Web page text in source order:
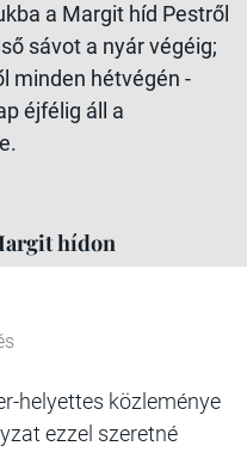
a Margit híd Pestről
sávot a nyár végéig;
minden hétvégén -
éjfélig áll a
hídon
helyettes közleménye
ezzel szeretné